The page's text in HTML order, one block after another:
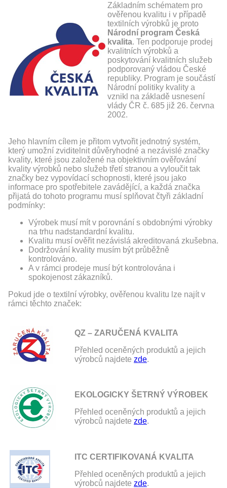
Základním schématem pro
ověřenou kvalitu i v případě
textilních výrobků je proto
Národní program Česká
kvalita. Ten podporuje prodej
kvalitních výrobků a
poskytování kvalitních služeb
podporovaný vládou České
republiky. Program je součástí
Národní politiky kvality a
vznikl na základě usnesení
vlády ČR č. 685 již 26. června
2002.
Jeho hlavním cílem je přitom vytvořit jednotný systém,
který umožní zviditelnit důvěryhodné a nezávislé značky
kvality, které jsou založené na objektivním ověřování
kvality výrobků nebo služeb třetí stranou a vyloučit tak
značky bez vypovídací schopnosti, které jsou jako
informace pro spotřebitele zavádějící, a každá značka
přijatá do tohoto programu musí splňovat čtyři základní
podmínky:
Výrobek musí mít v porovnání s obdobnými výrobky
na trhu nadstandardní kvalitu.
Kvalitu musí ověřit nezávislá akreditovaná zkušebna.
Dodržování kvality musím být průběžně
kontrolováno.
A v rámci prodeje musí být kontrolována i
spokojenost zákazníků.
Pokud jde o textilní výrobky, ověřenou kvalitu lze najít v
rámci těchto značek:
QZ – ZARUČENÁ KVALITA
Přehled oceněných produktů a jejich
výrobců najdete zde.
EKOLOGICKY ŠETRNÝ VÝROBEK
Přehled oceněných produktů a jejich
výrobců najdete zde.
ITC CERTIFIKOVANÁ KVALITA
Přehled oceněných produktů a jejich
výrobců najdete zde.